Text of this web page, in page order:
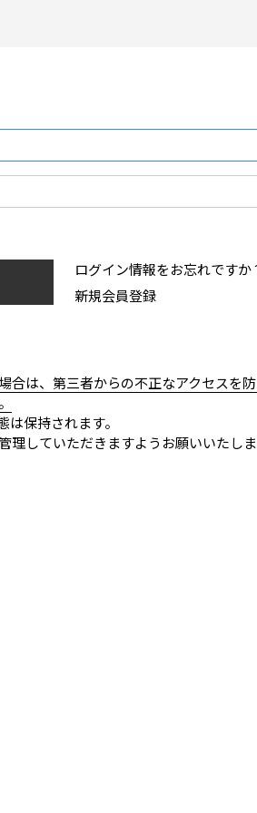
ログイン情報をお忘れですか
新規会員登録
は、第三者からの不正なアクセスを
保持されます。
理していただきますようお願いいたし